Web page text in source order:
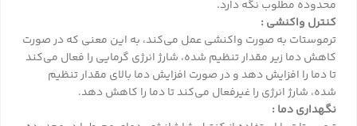
محدوده مطلوب نگه دارد.
کنترل واکنشی :
ترموستات به صورت واکنشی عمل می‌کند، به این معنی که در صورت
کاهش دما زیر مقدار تنظیم شده، شارژ انرژی گرمایی را فعال می‌کند
تا دما را افزایش دهد و در صورت افزایش دما بالای مقدار تنظیم
شده، شارژ انرژی را غیرفعال می‌کند تا دما را کاهش دهد.
نگهداری دما :